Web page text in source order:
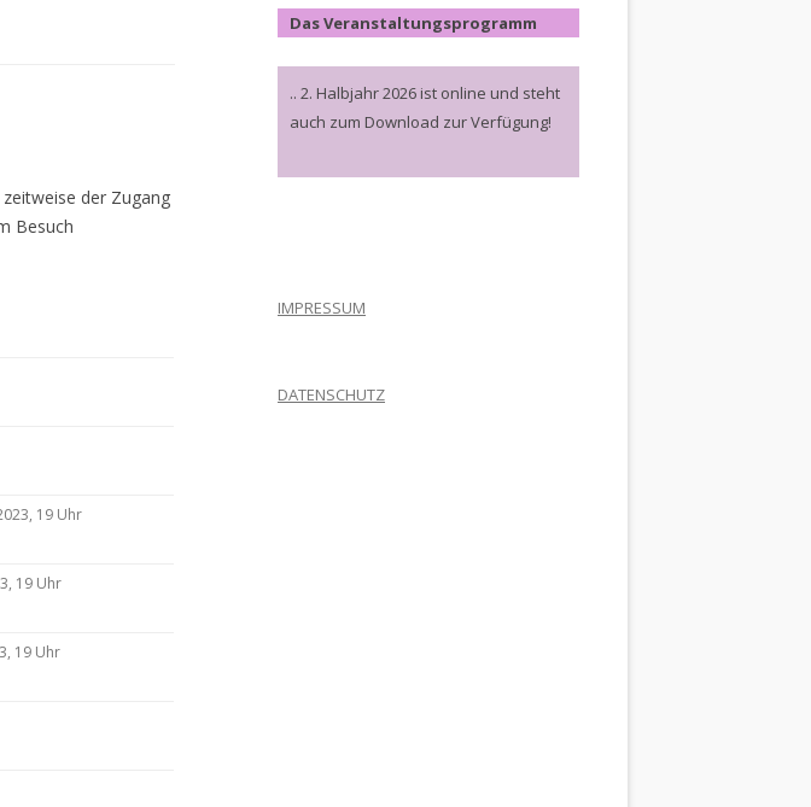
der Zugang
Besuch
19 Uhr
19 Uhr
19 Uhr
Das Veranstaltungsprogramm
.. 2. Halbjahr 2026 ist online und steht
auch zum Download zur Verfügung!
IMPRESSUM
DATENSCHUTZ